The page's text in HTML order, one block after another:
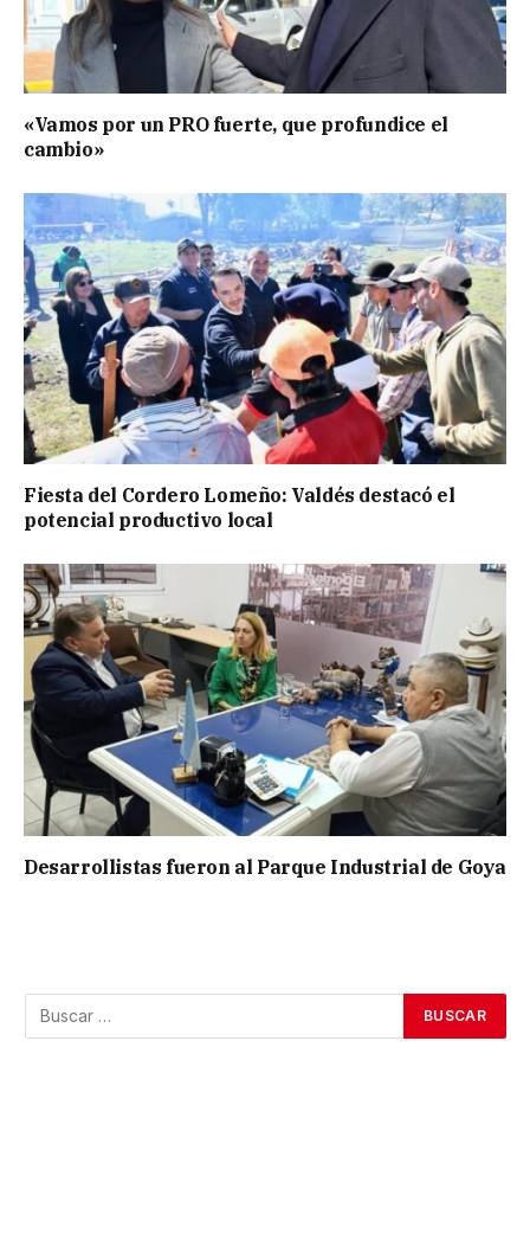
«Vamos por un PRO fuerte, que profundice el
cambio»
Fiesta del Cordero Lomeño: Valdés destacó el
potencial productivo local
Desarrollistas fueron al Parque Industrial de Goya